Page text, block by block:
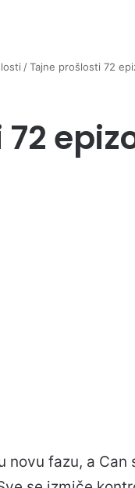
/Tajne prošlosti 72
novu fazu, a